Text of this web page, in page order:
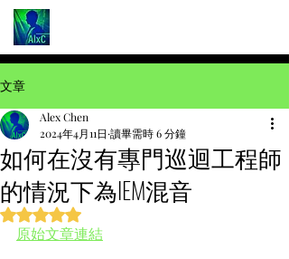
文章
如何在沒有專門巡迴工程師
的情況下為IEM混音
Alex Chen
2024年4月11日 讀畢需時 6 分鐘
評等為 NaN（最高為 5 顆星）。
原始文章連結